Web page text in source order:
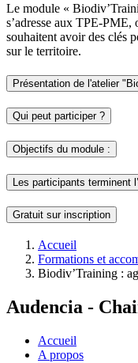
Le module «
s’adresse aux TPE-
souhaitent avoir des clés
sur le territoire.
Présentation de l'atelier
Qui peut participer ?
Objectifs du module :
Les participants terminent
Gratuit sur inscription
d'Ariane
Accueil
Formations et
Biodiv’Training :
Audencia -
Accueil
A propos